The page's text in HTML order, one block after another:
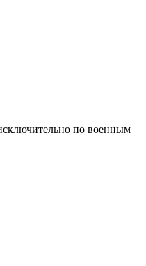
по военным